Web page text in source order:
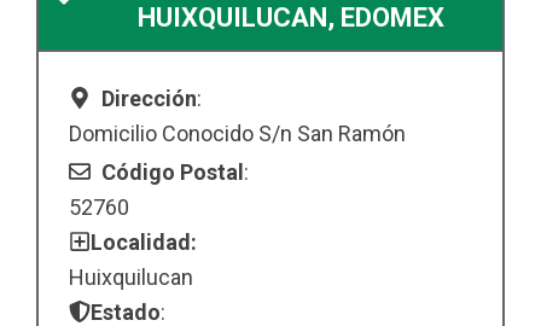
HUIXQUILUCAN, EDOMEX
Dirección:
Domicilio Conocido S/n San Ramón
Código Postal:
52760
Localidad:
Huixquilucan
Estado: